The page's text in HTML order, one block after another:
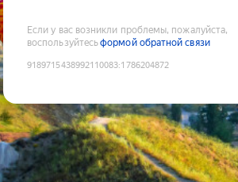
Если у вас возникли проблемы, пожалуйста,
воспользуйтесьформой обратной связи
9189715438992110083:1786204872